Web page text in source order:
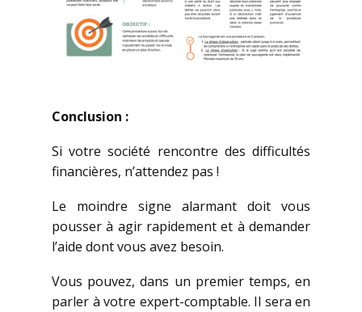
Conclusion :
Si votre société rencontre des difficultés
financières, n’attendez pas !
Le moindre signe alarmant doit vous
pousser à agir rapidement et à demander
l’aide dont vous avez besoin.
Vous pouvez, dans un premier temps, en
parler à votre expert-comptable. Il sera en